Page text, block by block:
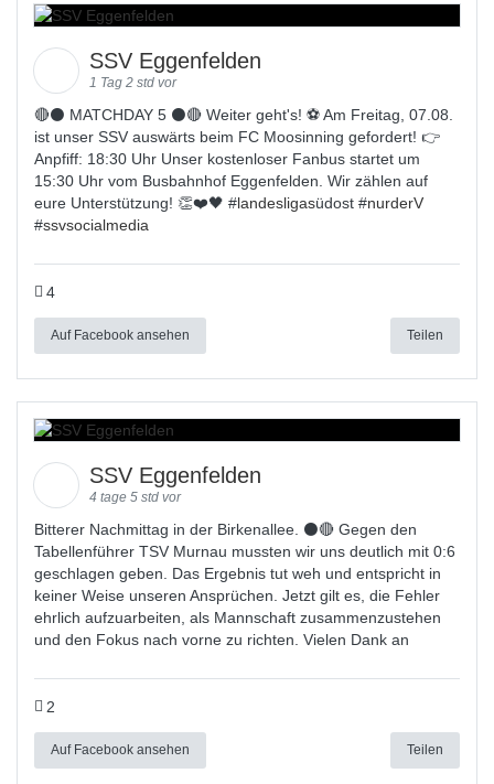
SSV Eggenfelden
1 Tag 2 std vor
🔴⚫️ MATCHDAY 5 ⚫️🔴 Weiter geht's! ⚽ Am Freitag, 07.08.
ist unser SSV auswärts beim FC Moosinning gefordert! 👉
Anpfiff: 18:30 Uhr Unser kostenloser Fanbus startet um
15:30 Uhr vom Busbahnhof Eggenfelden. Wir zählen auf
eure Unterstützung! 👏❤️🖤 #landesligasüdost #nurderV
#ssvsocialmedia
4
Auf Facebook ansehen Teilen
SSV Eggenfelden
4 tage 5 std vor
Bitterer Nachmittag in der Birkenallee. ⚫🔴 Gegen den
Tabellenführer TSV Murnau mussten wir uns deutlich mit 0:6
geschlagen geben. Das Ergebnis tut weh und entspricht in
keiner Weise unseren Ansprüchen. Jetzt gilt es, die Fehler
ehrlich aufzuarbeiten, als Mannschaft zusammenzustehen
und den Fokus nach vorne zu richten. Vielen Dank an
2
Auf Facebook ansehen Teilen